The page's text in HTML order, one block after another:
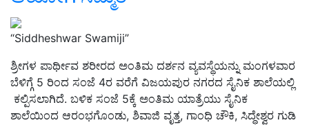
“Siddheshwar Swamiji”
ಶ್ರೀಗಳ ಪಾರ್ಥೀವ ಶರೀರದ ಅಂತಿಮ ದರ್ಶನ ವ್ಯವಸ್ಥೆಯನ್ನು ಮಂಗಳವಾರ
ಬೆಳಿಗ್ಗೆ 5 ರಿಂದ ಸಂಜೆ 4ರ ವರೆಗೆ ವಿಜಯಪುರ ನಗರದ ಸೈನಿಕ ಶಾಲೆಯಲ್ಲಿ
ಕಲ್ಪಿಸಲಾಗಿದೆ. ಬಳಿಕ ಸಂಜೆ 5ಕ್ಕೆ ಅಂತಿಮ ಯಾತ್ರೆಯು ಸೈನಿಕ
ಶಾಲೆಯಿಂದ ಆರಂಭಗೊಂಡು, ಶಿವಾಜಿ ವೃತ್ತ, ಗಾಂಧಿ ಚೌಕಿ, ಸಿದ್ಧೇಶ್ವರ ಗುಡಿ